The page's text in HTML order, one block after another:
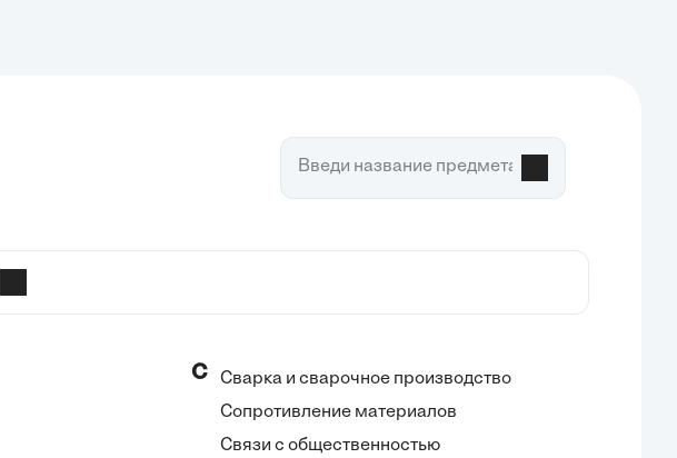
С
Сварка и сварочное производство
Сопротивление материалов
Связи с общественностью